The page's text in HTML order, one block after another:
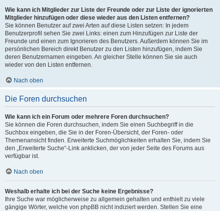
Wie kann ich Mitglieder zur Liste der Freunde oder zur Liste der ignorierten
Mitglieder hinzufügen oder diese wieder aus den Listen entfernen?
Sie können Benutzer auf zwei Arten auf diese Listen setzen: In jedem
Benutzerprofil sehen Sie zwei Links: einen zum Hinzufügen zur Liste der
Freunde und einen zum Ignorieren des Benutzers. Außerdem können Sie im
persönlichen Bereich direkt Benutzer zu den Listen hinzufügen, indem Sie
deren Benutzernamen eingeben. An gleicher Stelle können Sie sie auch
wieder von den Listen entfernen.
Nach oben
Die Foren durchsuchen
Wie kann ich ein Forum oder mehrere Foren durchsuchen?
Sie können die Foren durchsuchen, indem Sie einen Suchbegriff in die
Suchbox eingeben, die Sie in der Foren-Übersicht, der Foren- oder
Themenansicht finden. Erweiterte Suchmöglichkeiten erhalten Sie, indem Sie
den „Erweiterte Suche“-Link anklicken, der von jeder Seite des Forums aus
verfügbar ist.
Nach oben
Weshalb erhalte ich bei der Suche keine Ergebnisse?
Ihre Suche war möglicherweise zu allgemein gehalten und enthielt zu viele
gängige Wörter, welche von phpBB nicht indiziert werden. Stellen Sie eine